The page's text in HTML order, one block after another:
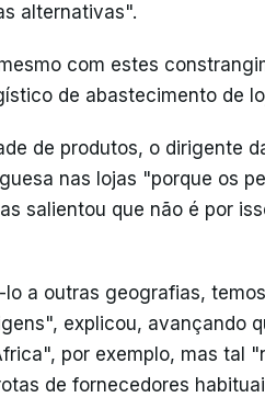
alternativas".
com estes
de abastecimento de
de produtos, o dirigente
nas lojas "porque os
salientou que não é por
a outras geografias,
explicou, avançando
por exemplo, mas tal
de fornecedores